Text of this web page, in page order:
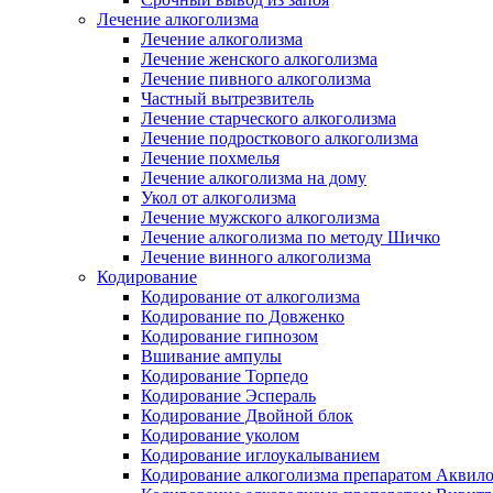
Лечение алкоголизма
Лечение алкоголизма
Лечение женского алкоголизма
Лечение пивного алкоголизма
Частный вытрезвитель
Лечение старческого алкоголизма
Лечение подросткового алкоголизма
Лечение похмелья
Лечение алкоголизма на дому
Укол от алкоголизма
Лечение мужского алкоголизма
Лечение алкоголизма по методу Шичко
Лечение винного алкоголизма
Кодирование
Кодирование от алкоголизма
Кодирование по Довженко
Кодирование гипнозом
Вшивание ампулы
Кодирование Торпедо
Кодирование Эспераль
Кодирование Двойной блок
Кодирование уколом
Кодирование иглоукалыванием
Кодирование алкоголизма препаратом